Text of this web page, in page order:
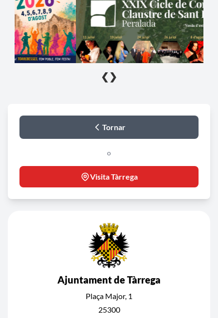
❮ ❯
Tornar
o
Visita Tàrrega
Ajuntament de Tàrrega
Plaça Major, 1
25300